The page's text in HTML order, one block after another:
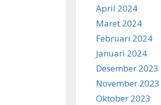
April 2024
Maret 2024
Februari 2024
Januari 2024
Desember 2023
November 2023
Oktober 2023